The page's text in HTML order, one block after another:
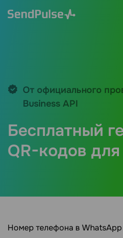
От официального
Business API
Бесплатный
QR-кодов
Номер телефона в WhatsApp